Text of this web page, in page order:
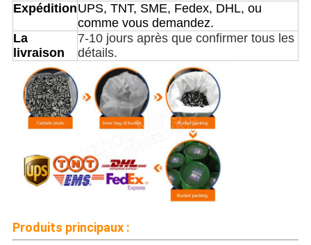
ExpéditionUPS, TNT, SME, Fedex, DHL, ou
comme vous demandez.
La
livraison
7-10 jours après que confirmer tous les
détails.
Produits principaux :